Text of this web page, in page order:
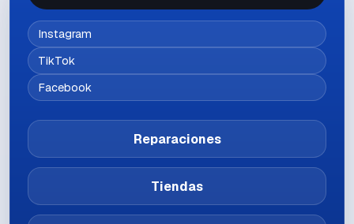
Instagram
TikTok
Facebook
Reparaciones
Tiendas